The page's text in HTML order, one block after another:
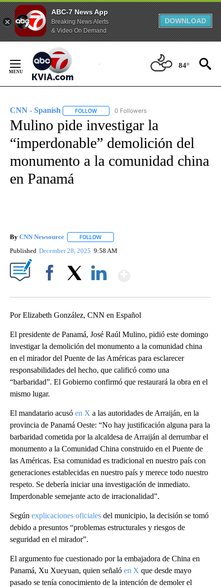
ABC-7 News App
Breaking News Alerts
& Video On Demand
DOWNLOAD
Content
84°
CNN - Spanish FOLLOW FOLLOW "CNN - SPANISH" TO RECEIVE
0 Followers
Mulino pide investigar la
“imperdonable” demolición del
monumento a la comunidad china
en Panamá
By CNN Newsource FOLLOW
Published December 28, 2025 9:58 AM
Por Elizabeth González, CNN en Español
El presidente de Panamá, José Raúl Mulino, pidió este domingo
investigar la demolición del monumento a la comunidad china
en el mirador del Puente de las Américas para esclarecer
responsabilidades del hecho, que calificó como una
“barbaridad”. El Gobierno confirmó que restaurará la obra en el
mismo lugar.
El mandatario acusó en X a las autoridades de Arraiján, en la
provincia de Panamá Oeste: “No hay justificación alguna para la
barbaridad cometida por la alcaldesa de Arraiján al derrumbar el
monumento a la Comunidad China construido en el Puente de
las Américas. Esa comunidad es tradicional en nuestro país con
generaciones establecidas en nuestro país y merece todo nuestro
respeto. Se debería iniciar una investigación de inmediato.
Imperdonable semejante acto de irracionalidad”.
Según explicaciones oficiales del municipio, la decisión se tomó
debido a presuntos “problemas estructurales y riesgos de
seguridad en el mirador”.
El argumento fue cuestionado por la embajadora de China en
Panamá, Xu Xueyuan, quien señaló en X que desde mayo
pasado se tenía conocimiento de la intención de demoler el